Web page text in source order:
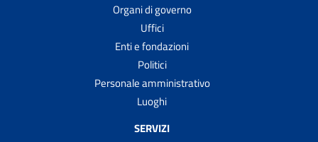
Organi di governo
Uffici
Enti e fondazioni
Politici
Personale amministrativo
Luoghi
SERVIZI